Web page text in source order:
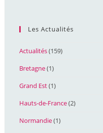
Les Actualités
Actualités(159)
Bretagne(1)
Grand Est(1)
Hauts-de-France(2)
Normandie(1)